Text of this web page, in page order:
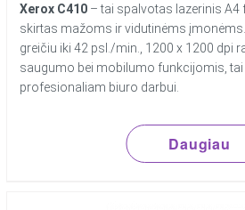
Xerox C410 – tai spalvotas lazerinis
skirtas mažoms ir vidutinėms
greičiu iki 42 psl./min., 1200 x 1200 dpi
saugumo bei mobilumo funkcijomis,
profesionaliam biuro darbui.
Daugiau